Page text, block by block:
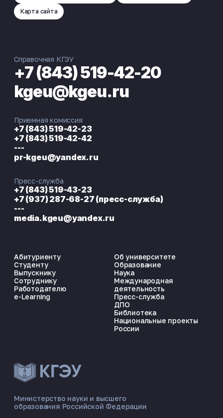
ЭНЕРГОКОД — ПОМОЩНИК КГЭУ
📋 Приёмная комиссия
Карта сайта
Министерство науки и высшего
образования Российской Федерации
Абитуриенту
Студенту
Выпускнику
Сотруднику
Работодателю
e-Learning
Об университете
Образование
Наука
Международная
деятельность
Пресс-служба
ДПО
Библиотека
Национальные проекты
России
Справочная КГЭУ
+7 (843) 519-42-20
kgeu@kgeu.ru
Приемная комиссия
+7 (843) 519-42-23
+7 (843) 519-42-42
---
pr-kgeu@yandex.ru
Пресс-служба
+7 (843) 519-43-23
+7 (937) 287-68-27 (пресс-служба)
---
media.kgeu@yandex.ru